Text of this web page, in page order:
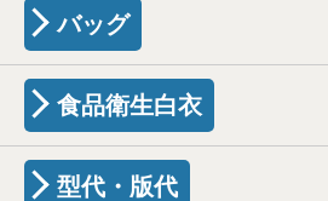
バッグ
食品衛生白衣
型代・版代